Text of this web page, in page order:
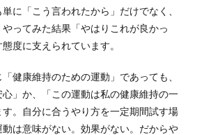
に「こう言われたから」だけでなく、
ってみた結果「やはりこれが良かっ
度に支えられています。
健康維持のための運動」であっても、
心」か、「この運動は私の健康維持の一
。自分に合うやり方を一定期間試す場
は意味がない。効果がない。だからや